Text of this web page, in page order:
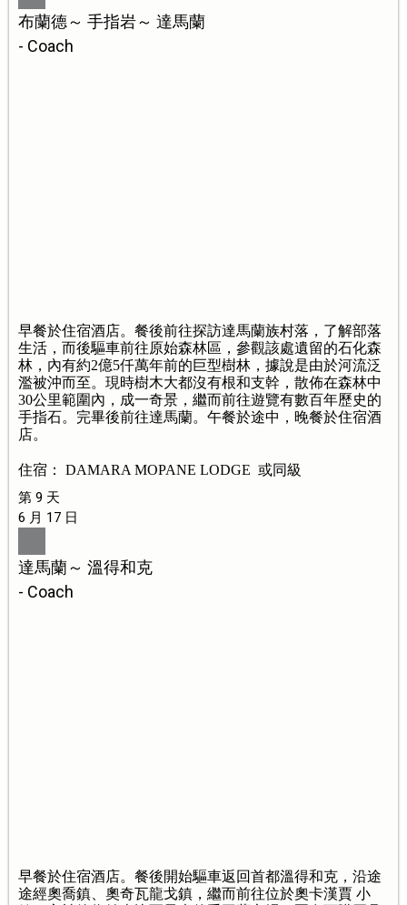
布蘭德～ 手指岩～ 達馬蘭
- Coach
早餐於住宿酒店。餐後前往探訪達馬蘭族村落，了解部落
生活，而後驅車前往原始森林區，參觀該處遺留的石化森
林，內有約2億5仟萬年前的巨型樹林，據說是由於河流泛
濫被沖而至。現時樹木大都沒有根和支幹，散佈在森林中
30公里範圍內，成一奇景，繼而前往遊覽有數百年歷史的
手指石。完畢後前往達馬蘭。午餐於途中，晚餐於住宿酒
店。
住宿： DAMARA MOPANE LODGE 或同級
第 9 天
6 月 17 日
達馬蘭～ 溫得和克
- Coach
早餐於住宿酒店。餐後開始驅車返回首都溫得和克，沿途
途經奧喬鎮、奧奇瓦龍戈鎮，繼而前往位於奧卡漢賈 小